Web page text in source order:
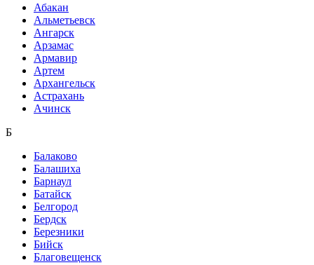
Абакан
Альметьевск
Ангарск
Арзамас
Армавир
Артем
Архангельск
Астрахань
Ачинск
Б
Балаково
Балашиха
Барнаул
Батайск
Белгород
Бердск
Березники
Бийск
Благовещенск